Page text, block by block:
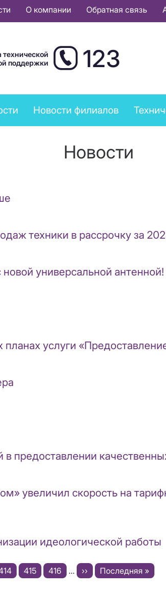
О компании Обратная связь
технической
поддержки
123
Новости филиалов
Новости
техники в рассрочку за
универсальной антенной!
услуги
предоставлении
увеличил скорость на
идеологической работы
Page
415 Page
416 …
Следующая
››
Последняя
Последняя »